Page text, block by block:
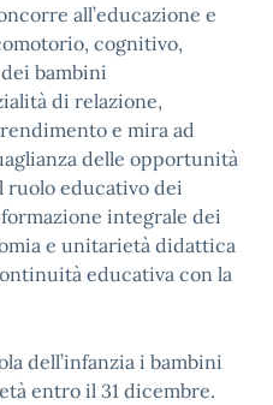
all’educazione e
cognitivo,
bambini
di relazione,
e mira ad
delle opportunità
ruolo educativo dei
integrale dei
e unitarietà didattica
educativa con la
dell’infanzia i bambini
entro il 31 dicembre.